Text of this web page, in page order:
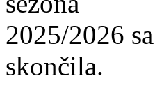
2025/2026 sa
skončila.